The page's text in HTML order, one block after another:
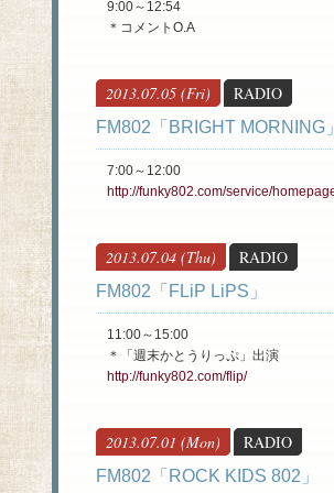
9:00～12:54
＊コメントO.A
2013.07.05 (Fri) RADIO
FM802「BRIGHT MORNING」
7:00～12:00
http://funky802.com/service/
2013.07.04 (Thu) RADIO
FM802「FLiP LiPS」
11:00～15:00
＊「週末かとうりっぷ」出演
http://funky802.com/flip/
2013.07.01 (Mon) RADIO
FM802「ROCK KIDS 802」